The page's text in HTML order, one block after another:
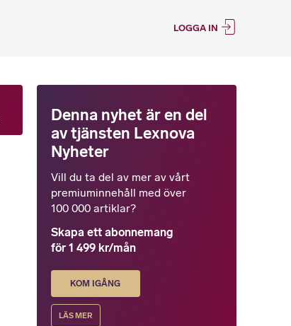
LOGGA IN
Denna nyhet är en del
av tjänsten Lexnova
Nyheter
Vill du ta del av mer av vårt
premiuminnehåll med över
100 000 artiklar?
Skapa ett abonnemang
för 1 499 kr/mån
KOM IGÅNG
LÄS MER